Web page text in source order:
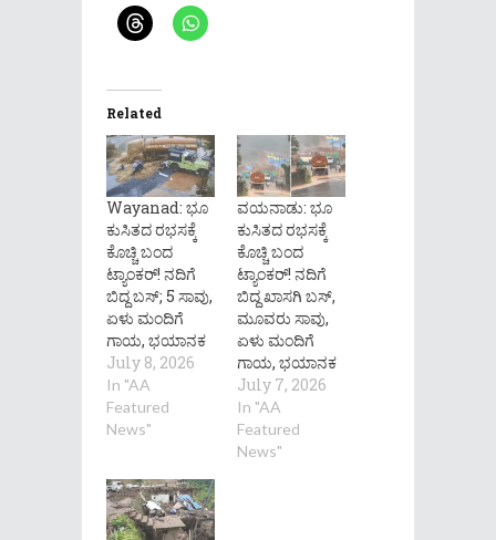
Related
Wayanad: ಭೂ
ಕುಸಿತದ ರಭಸಕ್ಕೆ
ಕೊಚ್ಚಿ ಬಂದ
ಟ್ಯಾಂಕರ್! ನದಿಗೆ
ಬಿದ್ದ ಬಸ್; 5 ಸಾವು,
ಏಳು ಮಂದಿಗೆ
ಗಾಯ, ಭಯಾನಕ
July 8, 2026
In "AA
Featured
News"
ವಯನಾಡು: ಭೂ
ಕುಸಿತದ ರಭಸಕ್ಕೆ
ಕೊಚ್ಚಿ ಬಂದ
ಟ್ಯಾಂಕರ್! ನದಿಗೆ
ಬಿದ್ದ ಖಾಸಗಿ ಬಸ್,
ಮೂವರು ಸಾವು,
ಏಳು ಮಂದಿಗೆ
ಗಾಯ, ಭಯಾನಕ
July 7, 2026
In "AA
Featured
News"